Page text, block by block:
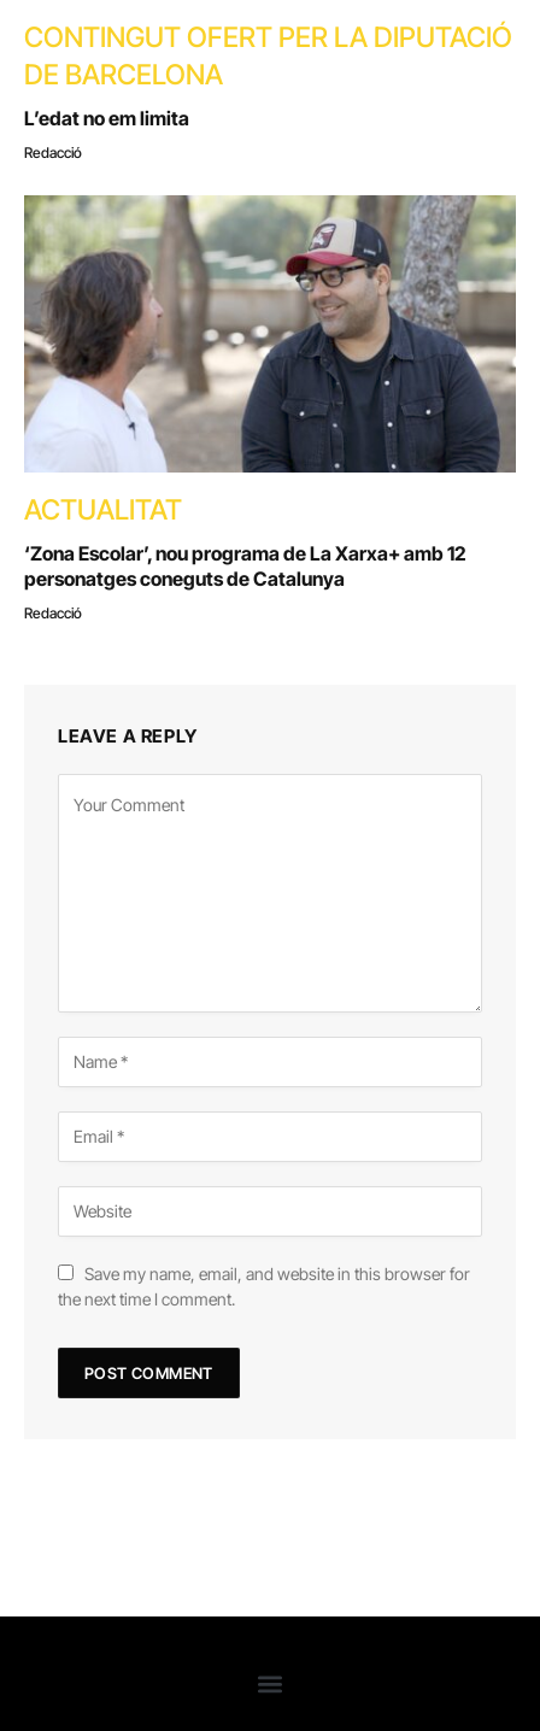
CONTINGUT OFERT PER LA DIPUTACIÓ
DE BARCELONA
L’edat no em limita
Redacció
ACTUALITAT
‘Zona Escolar’, nou programa de La Xarxa+ amb 12
personatges coneguts de Catalunya
Redacció
LEAVE A REPLY
Save my name, email, and website in this browser for
the next time I comment.